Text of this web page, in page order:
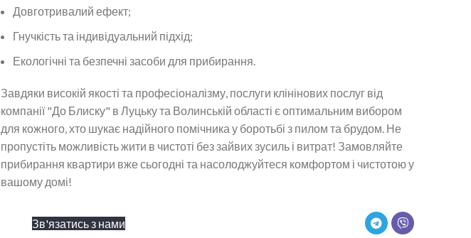
Довготривалий ефект;
Гнучкість та індивідуальний підхід;
Екологічні та безпечні засоби для прибирання.
Завдяки високій якості та професіоналізму, послуги клінінових послуг від
компанії "До Блиску" в Луцьку та Волинській області є оптимальним вибором
для кожного, хто шукає надійного помічника у боротьбі з пилом та брудом. Не
пропустіть можливість жити в чистоті без зайвих зусиль і витрат! Замовляйте
прибирання квартири вже сьогодні та насолоджуйтеся комфортом і чистотою у
вашому домі!
Зв'язатись з нами